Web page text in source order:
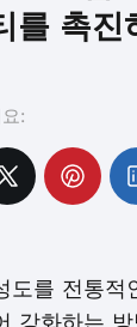
를 촉진
:
도를 전통적
강화하는